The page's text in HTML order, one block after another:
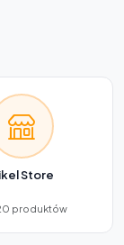
Store
produktów